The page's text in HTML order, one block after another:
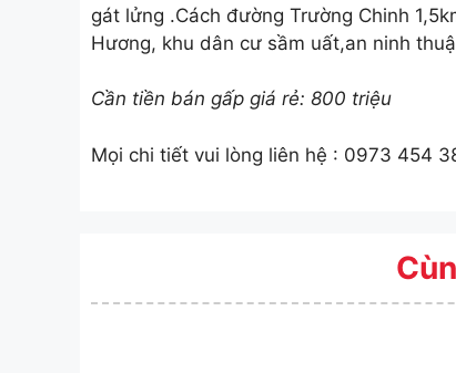
gát lửng .Cách đường Trường Chinh
Hương, khu dân cư sầm uất,an ninh
Cần tiền bán gấp giá rẻ: 800 triệu
Mọi chi tiết vui lòng liên hệ : 0973 454